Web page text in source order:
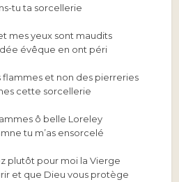
tu ta sorcellerie
mes yeux sont maudits
évêque en ont péri
flammes et non des pierreries
cette sorcellerie
ô belle Loreley
tu m’as ensorcelé
plutôt pour moi la Vierge
et que Dieu vous protège